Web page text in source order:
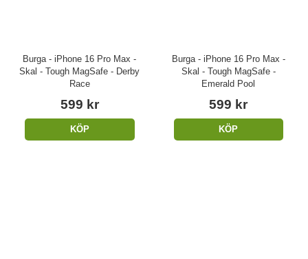
Burga - iPhone 16 Pro Max -
Skal - Tough MagSafe - Derby
Race
599 kr
KÖP
Burga - iPhone 16 Pro Max -
Skal - Tough MagSafe -
Emerald Pool
599 kr
KÖP